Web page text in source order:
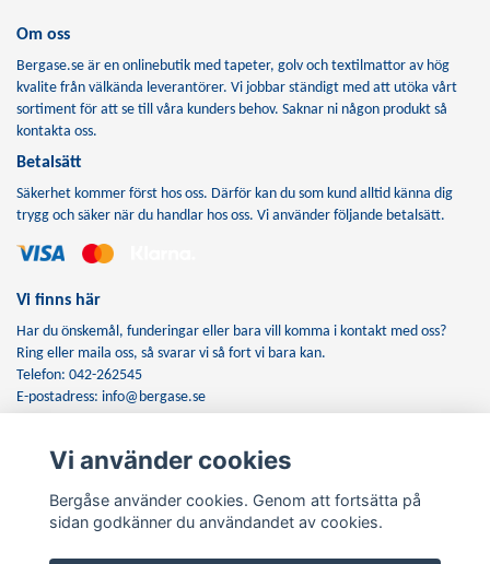
Om oss
Bergase.se är en onlinebutik med tapeter, golv och textilmattor av hög
kvalite från välkända leverantörer. Vi jobbar ständigt med att utöka vårt
sortiment för att se till våra kunders behov. Saknar ni någon produkt så
kontakta oss.
Betalsätt
Säkerhet kommer först hos oss. Därför kan du som kund alltid känna dig
trygg och säker när du handlar hos oss. Vi använder följande betalsätt.
Vi finns här
Har du önskemål, funderingar eller bara vill komma i kontakt med oss?
Ring eller maila oss, så svarar vi så fort vi bara kan.
Telefon: 042-262545
E-postadress: info@bergase.se
Anmäl dig till vårt nyhetsbrev
Prenumerera
Vi använder cookies
Bergåse använder cookies. Genom att fortsätta på
sidan godkänner du användandet av cookies.